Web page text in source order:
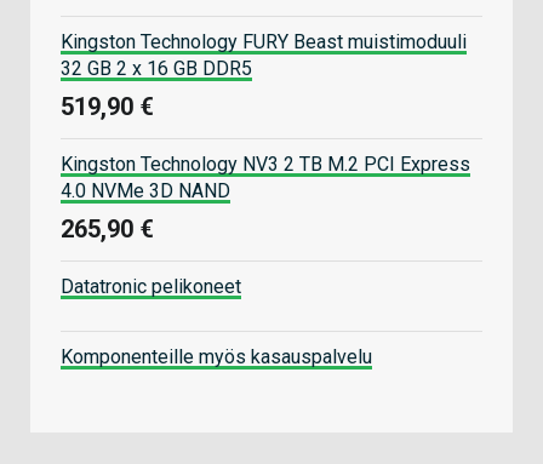
Kingston Technology FURY Beast muistimoduuli
32 GB 2 x 16 GB DDR5
519,90 €
Kingston Technology NV3 2 TB M.2 PCI Express
4.0 NVMe 3D NAND
265,90 €
Datatronic pelikoneet
Komponenteille myös kasauspalvelu